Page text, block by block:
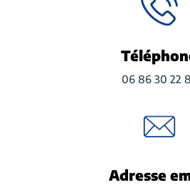
06 86 30 22
Adresse